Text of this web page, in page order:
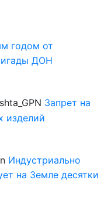
годом от
ДОН
Запрет на
изделий
Индустриально
на Земле десятки